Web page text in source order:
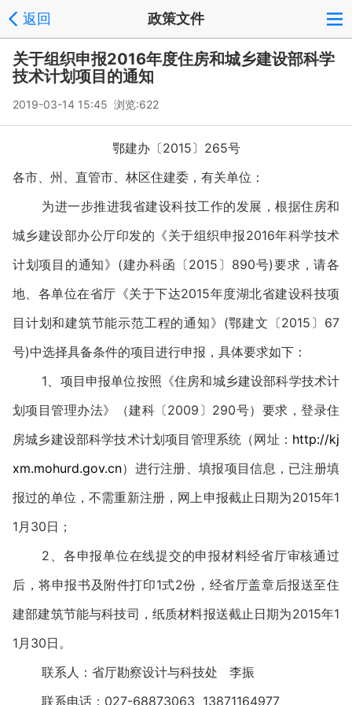
返回 政策文件
关于组织申报2016年度住房和城乡建设部科学
技术计划项目的通知
2019-03-14 15:45 浏览:622
鄂建办〔2015〕265号
各市、州、直管市、林区住建委，有关单位：
为进一步推进我省建设科技工作的发展，根据住房和
城乡建设部办公厅印发的《关于组织申报2016年科学技术
计划项目的通知》(建办科函〔2015〕890号)要求，请各
地、各单位在省厅《关于下达2015年度湖北省建设科技项
目计划和建筑节能示范工程的通知》(鄂建文〔2015〕67
号)中选择具备条件的项目进行申报，具体要求如下：
1、项目申报单位按照《住房和城乡建设部科学技术计
划项目管理办法》（建科〔2009〕290号）要求，登录住
房城乡建设部科学技术计划项目管理系统（网址： http://kj
xm.mohurd.gov.cn）进行注册、填报项目信息，已注册填
报过的单位，不需重新注册，网上申报截止日期为2015年1
1月30日；
2、各申报单位在线提交的申报材料经省厅审核通过
后，将申报书及附件打印1式2份，经省厅盖章后报送至住
建部建筑节能与科技司，纸质材料报送截止日期为2015年1
1月30日。
联系人：省厅勘察设计与科技处 李振
联系电话：027-68873063 13871164977